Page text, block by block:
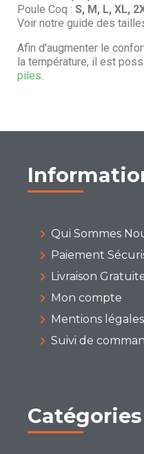
Poule Coq : S, M, L, XL,
Voir notre guide des
Afin d'augmenter le
la température, il est
piles.
Qui Sommes
Paiement
Livraison
Mon compte
Mentions légales
Suivi de
Catégories